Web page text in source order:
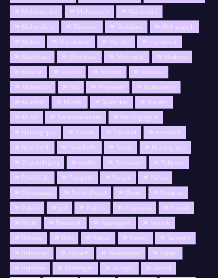
Maharashtra
Maharastra
Maharatra
Maharshtra
Mainpuri Makdone
Malhargarh
Malwa
Mandideep Mandla
mandosur
Mandsaur
Mandsuar Manmpuri
Mathura
Meerut
Mexico Morena
Moscow
Motivation
mp Mugawali
mukulsaray
Mumbai
Mumbi Mumnbai
Murder
Music
Narmadapuram
Narsinghgarh
Narsinghpur
Nashik National
neemach
New Dehli
New Delhi Noida
Nursinghpur
Obaidullaganj
outfits Pakistaan
Pakistan
Panchkula
Panipath Panjab
Panna
Paraswada
Petrol Diesel Photo
Poetries
Poitics
pol Politics Prayagraj
Punjab
Rachi
Raebareli Raghogarh
raigarh
Railway
Rain Raipur Raisen
Rajastha
Rajasthan
Rajgarh Rajnandgao
Rajpur
Rajsthan
Ramnagar Rampur
Ranchi